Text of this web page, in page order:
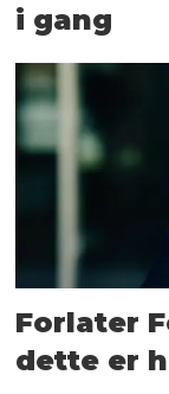
i gang
Forlater
dette er